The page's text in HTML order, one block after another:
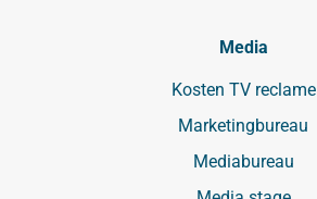
Media
Kosten TV reclame
Marketingbureau
Mediabureau